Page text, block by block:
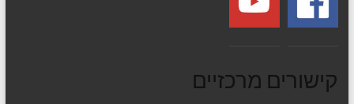
קישורים מרכזיים